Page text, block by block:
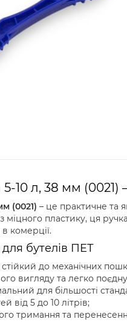
5-10 л, 38 мм
(0021) – це практичне та
міцного пластику, ця
комерції.
бутелів ПЕТ
до механічних
вигляду та легко
для більшості
від 5 до 10 літрів;
тримання та